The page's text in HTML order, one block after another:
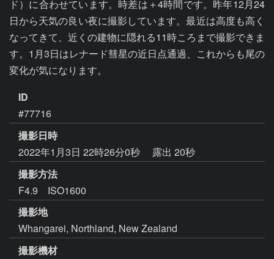
ド）に合わせています。時差は＋4時間です。昨年12月24
日から天気の良い夜に撮影しています。最近は高度も高く
なってきて、近くの建物に隠れる11時ころまで撮影できま
す。1月3日はレナード彗星の近日点通過、これからも尾の
変化が気になります。
ID
#77716
撮影日時
2022年1月3日 22時26分0秒
露出 20秒
撮影方法
F4.9 ISO1600
撮影地
Whangarei, Northland, New Zealand
撮影機材